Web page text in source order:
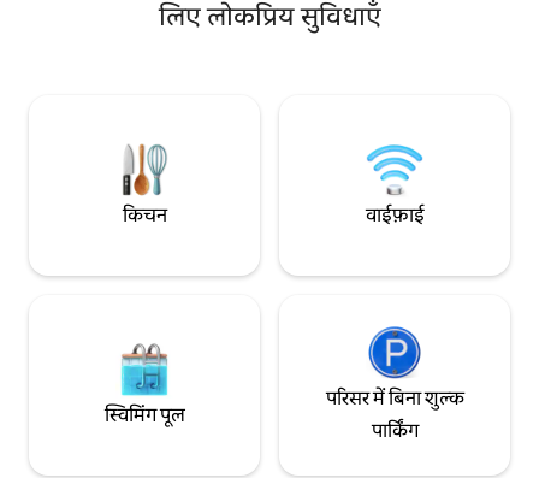
लिए लोकप्रिय सुविधाएँ
किचन वाईफ़ाई
स्विमिंग पूल
परिसर में बिना शुल्क
पार्किंग